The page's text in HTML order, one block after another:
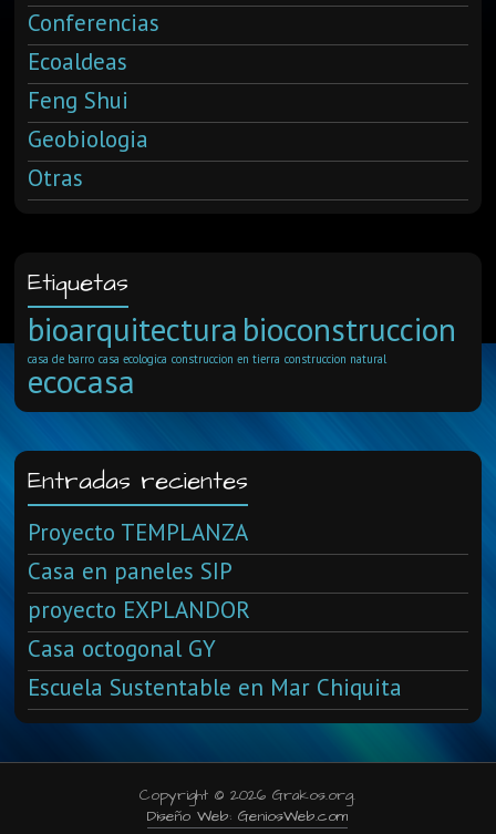
Conferencias
Ecoaldeas
Feng Shui
Geobiologia
Otras
Etiquetas
bioarquitectura bioconstruccion
casa de barro casa ecologica construccion en tierra construccion natural
ecocasa
Entradas recientes
Proyecto TEMPLANZA
Casa en paneles SIP
proyecto EXPLANDOR
Casa octogonal GY
Escuela Sustentable en Mar Chiquita
Copyright © 2026 Grakos.org.
Diseño Web: GeniosWeb.com